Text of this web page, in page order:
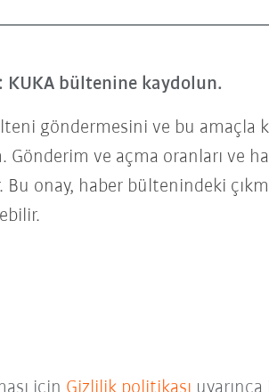
KUKA bültenine kaydolun.
göndermesini ve bu amaçla
Gönderim ve açma oranları ve
onay, haber bültenindeki